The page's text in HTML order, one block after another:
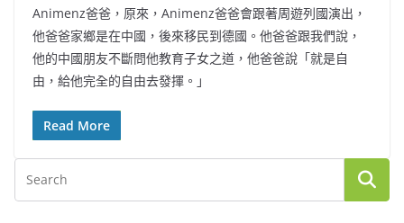
Animenz爸爸，原來，Animenz爸爸會跟著周遊列國演出，
他爸爸家鄉是在中國，後來移民到德國。他爸爸跟我們說，
他的中國朋友不斷問他教育子女之道，他爸爸說「就是自
由，給他完全的自由去發揮。」
Read More